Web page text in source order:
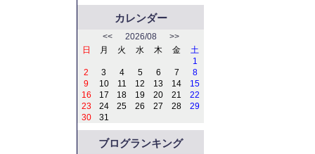
カレンダー
<<2026/08 >>
日
月 火 水 木 金
土
1
2
3 4 5 6 7
8
9
10 11 12 13 14
15
16
17 18 19 20 21
22
23
24 25 26 27 28
29
30
31
ブログランキング